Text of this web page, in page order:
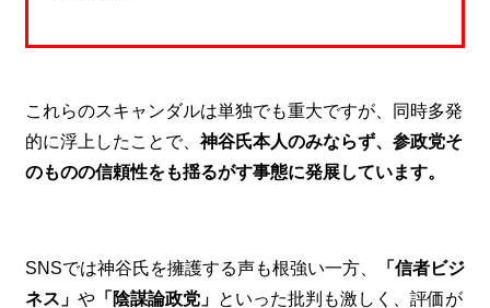
これらのスキャンダルは単独でも重大ですが、同時多発
的に浮上したことで、神谷氏本人のみならず、参政党そ
のものの信頼性をも揺るがす事態に発展しています。
SNSでは神谷氏を擁護する声も根強い一方、
「信者ビジ
ネス」 や 「陰謀論政党」 といった批判も激しく、評価が